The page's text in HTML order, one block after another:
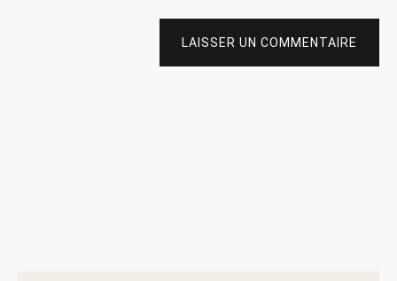
LAISSER UN COMMENTAIRE